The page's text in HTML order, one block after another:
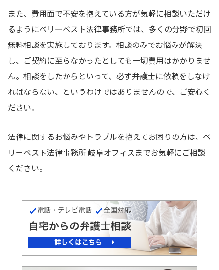
また、費用面で不安を抱えている方が気軽に相談いただけ
るようにベリーベスト法律事務所では、多くの分野で初回
無料相談を実施しております。相談のみでお悩みが解決
し、ご契約に至らなかったとしても一切費用はかかりませ
ん。相談をしたからといって、必ず弁護士に依頼をしなけ
ればならない、というわけではありませんので、ご安心く
ださい。
法律に関するお悩みやトラブルを抱えてお困りの方は、ベ
リーベスト法律事務所 岐阜オフィスまでお気軽にご相談
ください。